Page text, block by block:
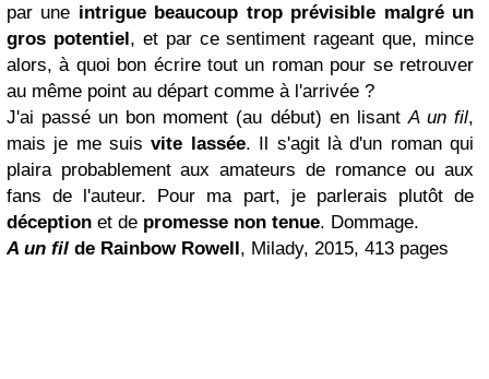
par une intrigue beaucoup trop prévisible malgré un
gros potentiel, et par ce sentiment rageant que, mince
alors, à quoi bon écrire tout un roman pour se retrouver
au même point au départ comme à l'arrivée ?
J'ai passé un bon moment (au début) en lisantA un fil,
mais je me suisvite lassée. Il s'agit là d'un roman qui
plaira probablement aux amateurs de romance ou aux
fans de l'auteur. Pour ma part, je parlerais plutôt de
déception et de promesse non tenue. Dommage.
A un fil de Rainbow Rowell, Milady, 2015, 413 pages